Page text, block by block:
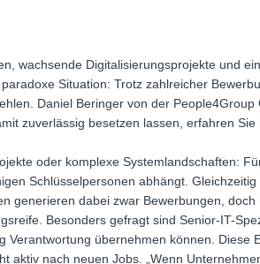
wachsende Digitalisierungsprojekte und
Situation: Trotz zahlreicher
Daniel Beringer von der
zuverlässig besetzen lassen, erfahren Sie
oder komplexe Systemlandschaften:
Schlüsselpersonen abhängt.
generieren dabei zwar Bewerbungen,
Besonders gefragt sind Senior-IT-
Verantwortung übernehmen können. Diese
aktiv nach neuen Jobs. „Wenn